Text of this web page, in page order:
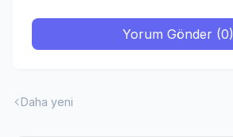
Yorum Gönder (0)
Daha yeni